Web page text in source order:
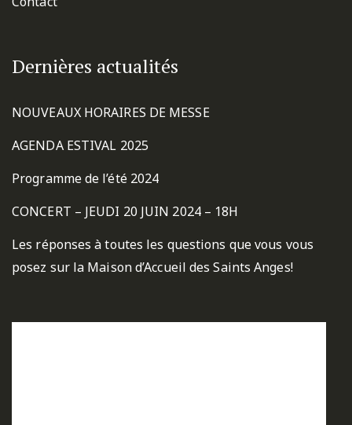
Dernières actualités
NOUVEAUX HORAIRES DE MESSE
AGENDA ESTIVAL 2025
Programme de l’été 2024
CONCERT – JEUDI 20 JUIN 2024 – 18H
Les réponses à toutes les questions que vous vous
posez sur la Maison d’Accueil des Saints Anges!